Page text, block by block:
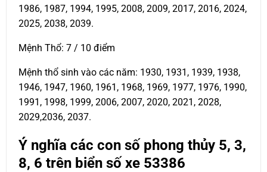
1986, 1987, 1994, 1995, 2008, 2009, 2017, 2016, 2024,
2025, 2038, 2039.
Mệnh Thổ: 7 / 10 điểm
Mệnh thổ sinh vào các năm: 1930, 1931, 1939, 1938,
1946, 1947, 1960, 1961, 1968, 1969, 1977, 1976, 1990,
1991, 1998, 1999, 2006, 2007, 2020, 2021, 2028,
2029,2036, 2037.
Ý nghĩa các con số phong thủy 5, 3,
8, 6 trên biển số xe 53386